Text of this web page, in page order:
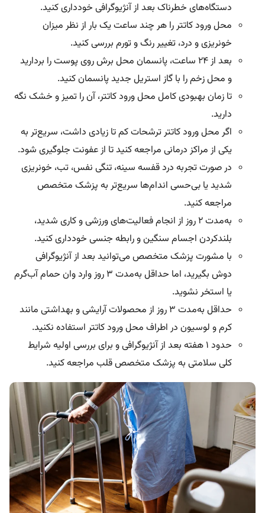
دستگاه‌های خطرناک بعد از آنژیوگرافی خودداری کنید.
محل ورود کاتتر را هر چند ساعت یک‌ بار از نظر میزان
خونریزی و درد، تغییر رنگ و تورم بررسی کنید.
بعد از ۲۴ ساعت، پانسمان محل برش روی پوست را بردارید
و محل زخم را با گاز استریل جدید پانسمان کنید.
تا زمان بهبودی کامل محل ورود کاتتر، آن را تمیز و خشک نگه
دارید.
اگر محل ورود کاتتر ترشحات کم تا زیادی داشت، سریع‌تر به
یکی از مراکز درمانی مراجعه کنید تا از عفونت جلوگیری شود.
در صورت تجربه درد قفسه سینه، تنگی نفس، تب، خونریزی
شدید یا بی‌حسی اندام‌ها سریع‌تر به پزشک متخصص
مراجعه کنید.
به‌مدت ۲ روز از انجام فعالیت‌های ورزشی و کاری شدید،
بلندکردن اجسام سنگین و رابطه جنسی خودداری کنید.
با مشورت پزشک متخصص می‌توانید بعد از آنژیوگرافی
دوش بگیرید، اما حداقل به‌مدت ۳ روز وارد وان حمام آب‌گرم
یا استخر نشوید.
حداقل به‌مدت ۳ روز از محصولات آرایشی و بهداشتی مانند
کرم و لوسیون در اطراف محل ورود کاتتر استفاده نکنید.
حدود ۱ هفته بعد از آنژیوگرافی و برای بررسی اولیه شرایط
کلی سلامتی به پزشک متخصص قلب مراجعه کنید.